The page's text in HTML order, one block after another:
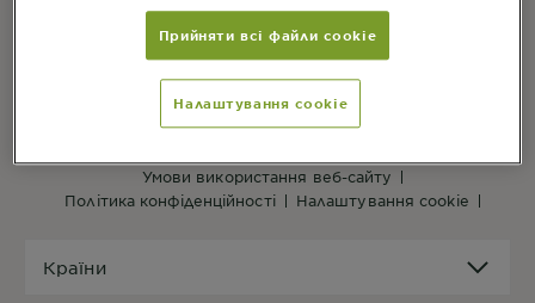
ПОСИЛАННЯ ВЕБ-САЙТУ
умови використання веб-сайту
політика конфіденційності
налаштування cookie
Країни
Зв'яжіться з нами
Прийняти всі файли сookie
Налаштування cookie